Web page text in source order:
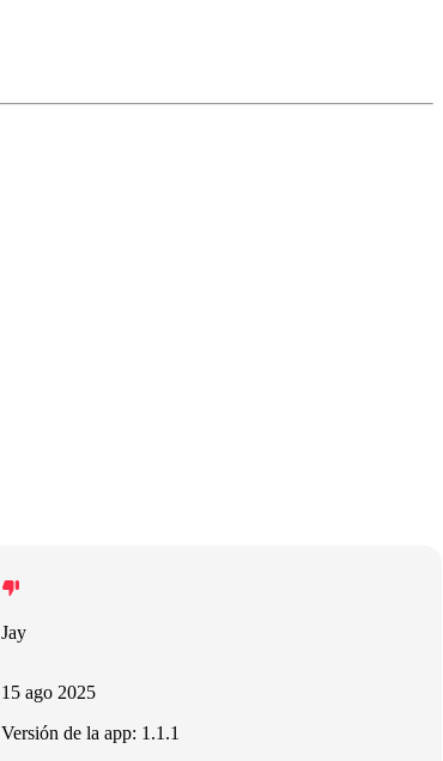
Jay
15 ago 2025
Versión de la app: 1.1.1